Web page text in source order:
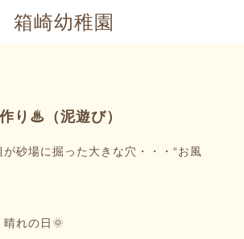
箱崎幼稚園
り♨（泥遊び）
砂場に掘った大きな穴・・・“お風
れの日🌞